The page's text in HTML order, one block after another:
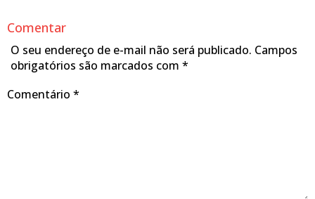
Comentar
O seu endereço de e-mail não será publicado. Campos
obrigatórios são marcados com *
Comentário *